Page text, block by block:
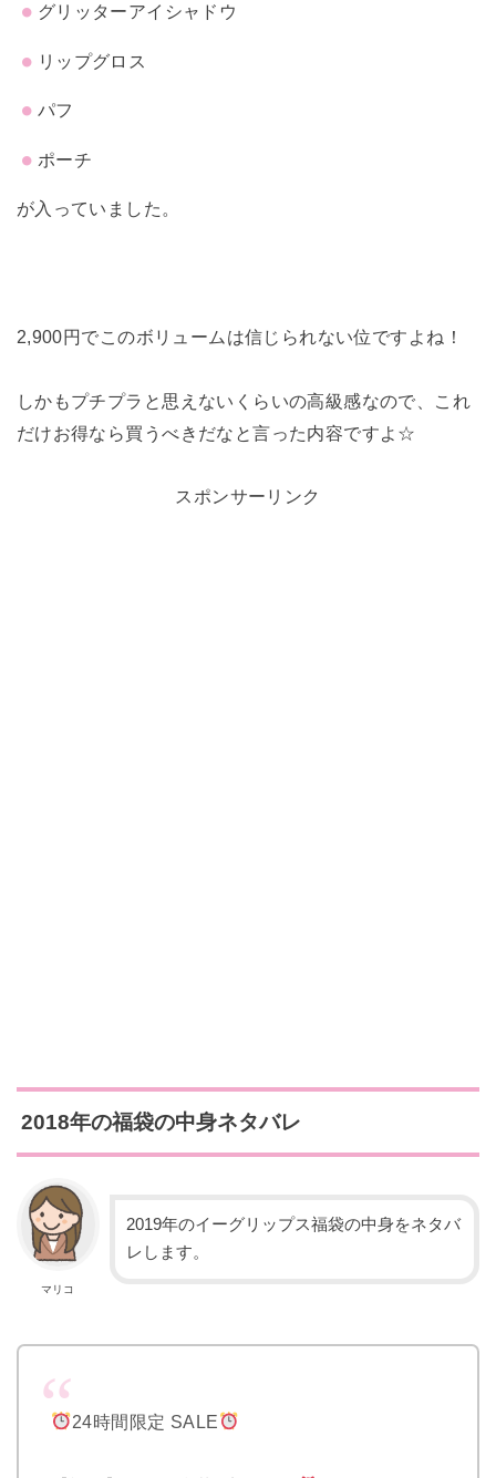
グリッターアイシャドウ
リップグロス
パフ
ポーチ
が入っていました。
2,900円でこのボリュームは信じられない位ですよね！
しかもプチプラと思えないくらいの高級感なので、これ
だけお得なら買うべきだなと言った内容ですよ☆
スポンサーリンク
2018年の福袋の中身ネタバレ
マリコ
2019年のイーグリップス福袋の中身をネタバ
レします。
24時間限定 SALE